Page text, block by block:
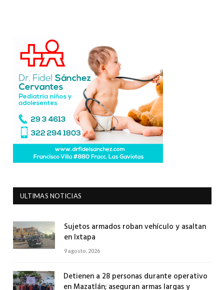
ULTIMAS NOTICIAS
Sujetos armados roban vehículo y asaltan
en Ixtapa
9 agosto, 2026
Detienen a 28 personas durante operativo
en Mazatlán; aseguran armas largas y